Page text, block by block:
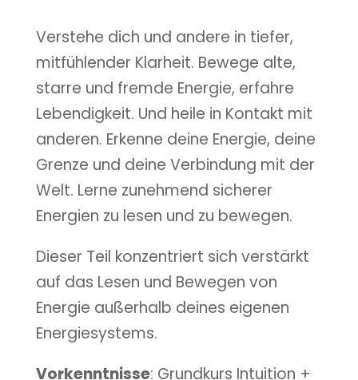
Verstehe dich und andere in tiefer,
mitfühlender Klarheit. Bewege alte,
starre und fremde Energie, erfahre
Lebendigkeit. Und heile in Kontakt mit
anderen. Erkenne deine Energie, deine
Grenze und deine Verbindung mit der
Welt. Lerne zunehmend sicherer
Energien zu lesen und zu bewegen.
Dieser Teil konzentriert sich verstärkt
auf das Lesen und Bewegen von
Energie außerhalb deines eigenen
Energiesystems.
Vorkenntnisse: Grundkurs Intuition +